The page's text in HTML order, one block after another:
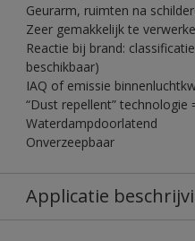
Geurarm, ruimten na
Zeer gemakkelijk te
Reactie bij brand:
beschikbaar)
IAQ of emissie
“Dust repellent” technologie
Waterdampdoorlatend
Onverzeepbaar
Applicatie